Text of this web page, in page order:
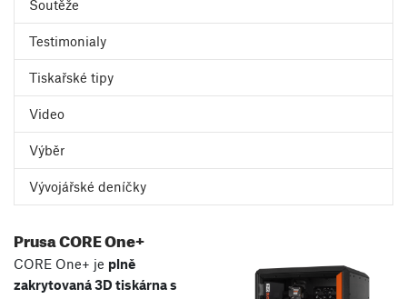
Soutěže
Testimonialy
Tiskařské tipy
Video
Výběr
Vývojářské deníčky
Prusa CORE One+
CORE One+ je plně
zakrytovaná 3D tiskárna s